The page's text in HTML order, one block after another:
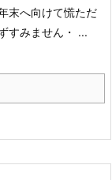
末へ向けて慌ただ
すみません・ ...